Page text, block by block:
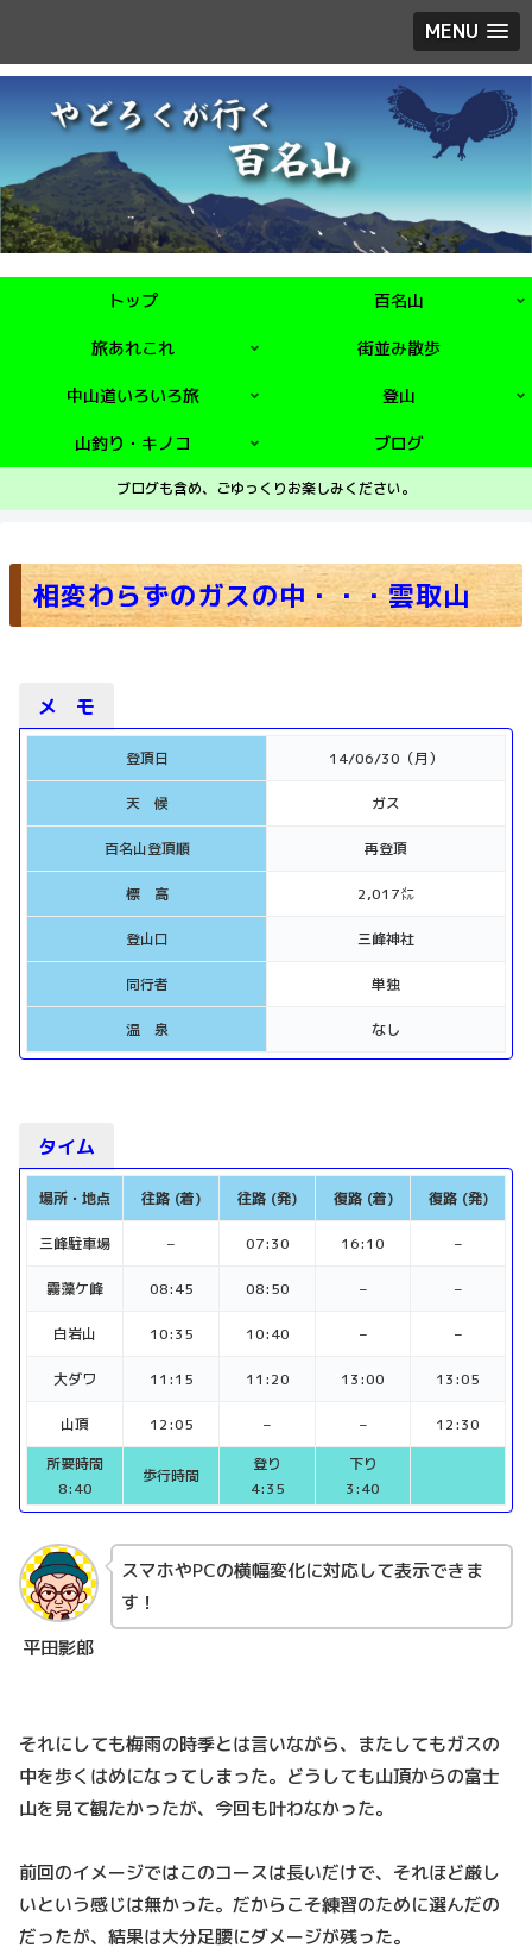
MENU
トップ 百名山
旅あれこれ 街並み散歩
中山道いろいろ旅 登山
山釣り・キノコ ブログ
ブログも含め、ごゆっくりお楽しみください。
相変わらずのガスの中・・・雲取山
メ モ
登頂日 14/06/30（月）
天 候 ガス
百名山登頂順 再登頂
標 高 2,017㍍
登山口 三峰神社
同行者 単独
温 泉 なし
タイム
場所・地点 往路 (着) 往路 (発) 復路 (着) 復路 (発)
三峰駐車場 – 07:30 16:10 –
霧藻ケ峰 08:45 08:50 – –
白岩山 10:35 10:40 – –
大ダワ 11:15 11:20 13:00 13:05
山頂 12:05 – –
12:30
所要時間
8:40
歩行時間
登り
4:35
下り
3:40
平田影郎
スマホやPCの横幅変化に対応して表示できま
す！
それにしても梅雨の時季とは言いながら、またしてもガスの
中を歩くはめになってしまった。どうしても山頂からの富士
山を見て観たかったが、今回も叶わなかった。
前回のイメージではこのコースは長いだけで、それほど厳し
いという感じは無かった。だからこそ練習のために選んだの
だったが、結果は大分足腰にダメージが残った。